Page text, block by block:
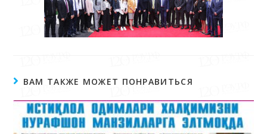
ВАМ ТАКЖЕ МОЖЕТ ПОНРАВИТЬСЯ